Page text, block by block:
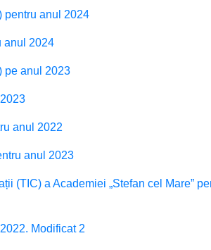
pentru anul 2024
anul 2024
pe anul 2023
anul 2022
anul 2023
(TIC) a Academiei „Stefan cel Mare”
Modificat 2